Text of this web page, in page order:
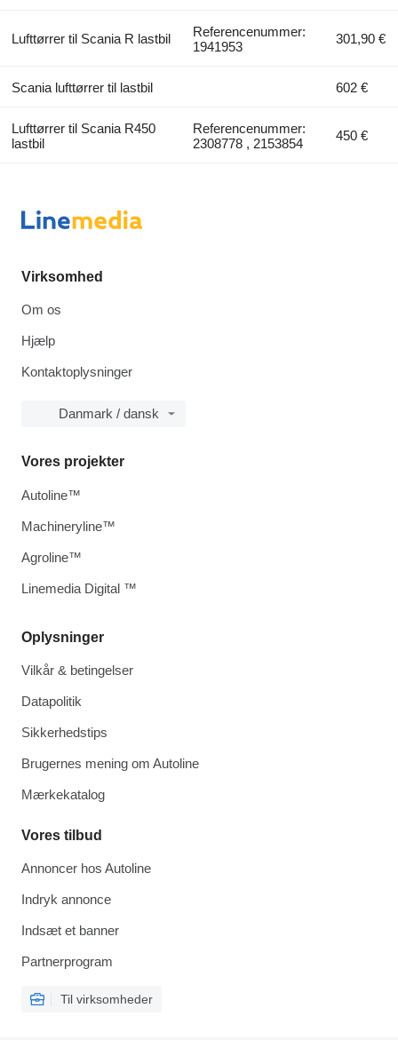
Lufttørrer til Scania R lastbil
Referencenummer:
1941953
301,90 €
Scania lufttørrer til lastbil 602 €
Lufttørrer til Scania R450
lastbil
Referencenummer:
2308778 , 2153854
450 €
Virksomhed
Om os
Hjælp
Kontaktoplysninger
Danmark / dansk
Oplysninger
Vilkår & betingelser
Datapolitik
Sikkerhedstips
Brugernes mening om Autoline
Mærkekatalog
Vores tilbud
Annoncer hos Autoline
Indryk annonce
Indsæt et banner
Partnerprogram
Til virksomheder
Vores projekter
Autoline™
Machineryline™
Agroline™
Linemedia Digital ™